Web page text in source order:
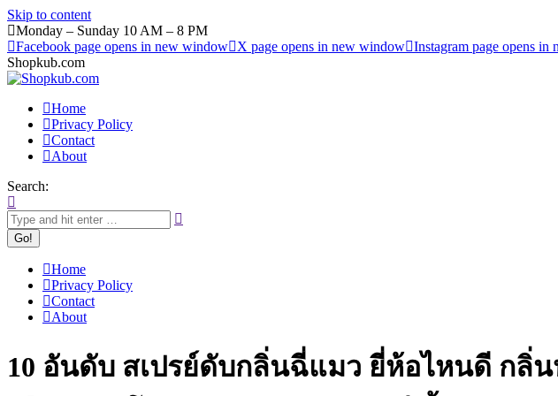
Skip to content
Monday – Sunday 10 AM – 8 PM
Facebook page opens in new window
X page opens in new window Instagram page opens in
Shopkub.com
Home
Privacy Policy
Contact
About
Search:
Home
Privacy Policy
Contact
About
10 อันดับ สเปรย์ดับกลิ่นฉี่แมว ยี่ห้อไหนดี กลิ่